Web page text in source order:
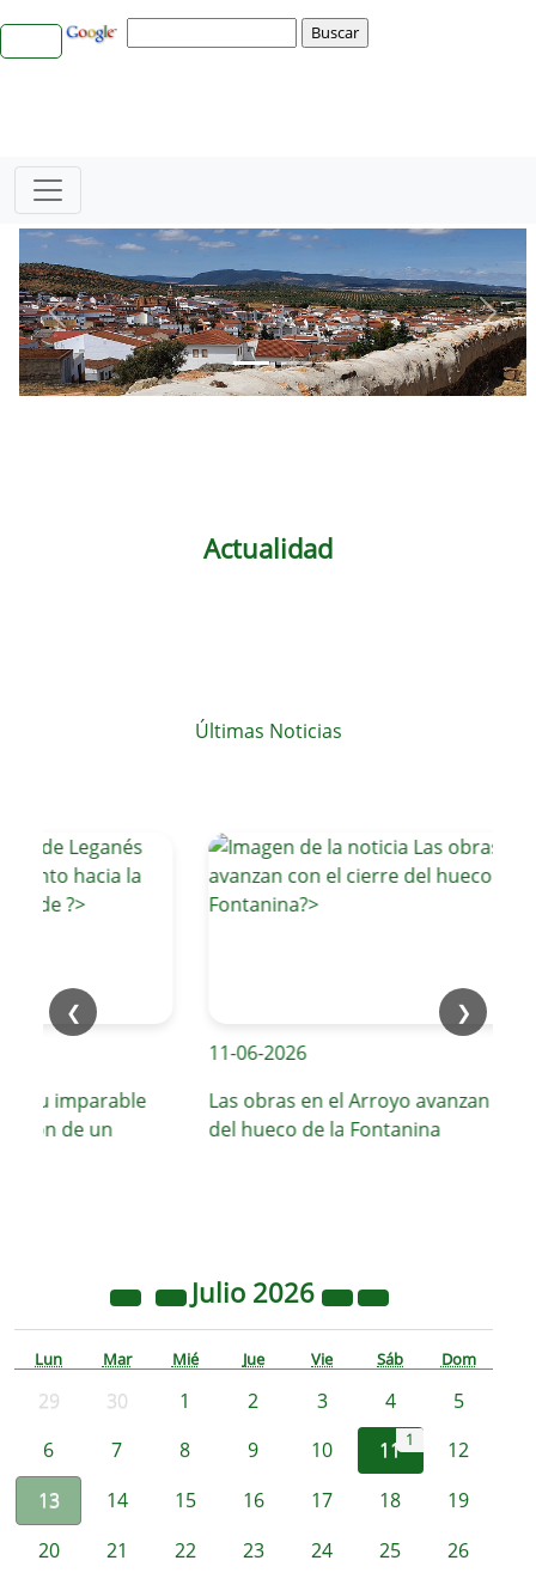
Actualidad
Últimas Noticias
❮ ❯
su imparable
de un
11-06-2026
Las obras en el Arroyo avanzan con
del hueco de la Fontanina
Julio 2026
Lun Mar Mié Jue Vie Sáb Dom
29 30 1 2 3 4
5
6
7 8 9 10 11 1
12
13
14 15 16 17 18
19
20
21 22 23 24 25
26